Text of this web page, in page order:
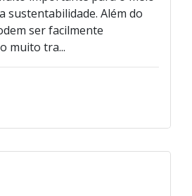
sustentabilidade. Além do
ser facilmente
muito tra...